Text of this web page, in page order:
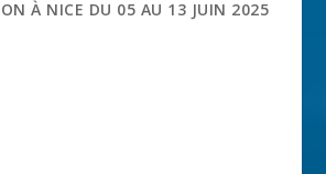
À NICE DU 05 AU 13 JUIN 2025